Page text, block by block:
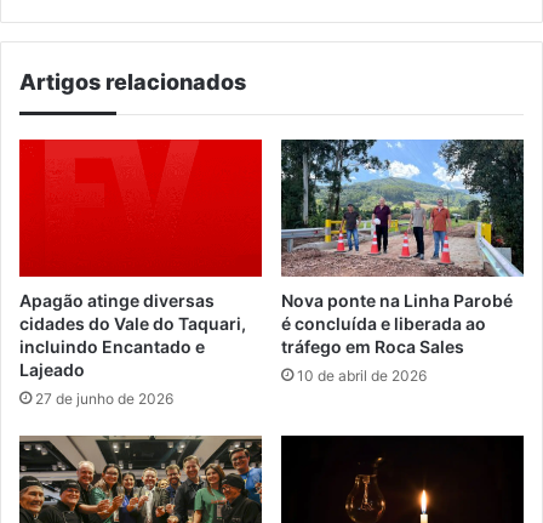
Artigos relacionados
Apagão atinge diversas
cidades do Vale do Taquari,
incluindo Encantado e
Lajeado
27 de junho de 2026
Nova ponte na Linha Parobé
é concluída e liberada ao
tráfego em Roca Sales
10 de abril de 2026